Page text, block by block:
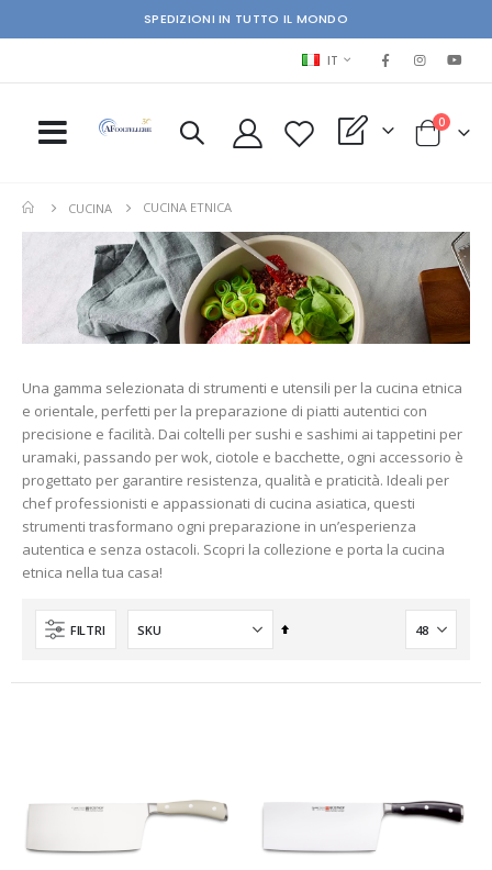
SPEDIZIONI IN TUTTO IL MONDO
LINGUA
IT
My Quote Cart
0elementi
CUCINA CUCINA ETNICA
Una gamma selezionata di strumenti e utensili per la cucina etnica
e orientale, perfetti per la preparazione di piatti autentici con
precisione e facilità. Dai coltelli per sushi e sashimi ai tappetini per
uramaki, passando per wok, ciotole e bacchette, ogni accessorio è
progettato per garantire resistenza, qualità e praticità. Ideali per
chef professionisti e appassionati di cucina asiatica, questi
strumenti trasformano ogni preparazione in un’esperienza
autentica e senza ostacoli. Scopri la collezione e porta la cucina
etnica nella tua casa!
FILTRI
Imposta